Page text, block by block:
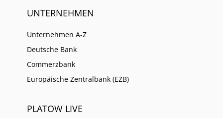
UNTERNEHMEN
Unternehmen A-Z
Deutsche Bank
Commerzbank
Europäische Zentralbank (EZB)
PLATOW LIVE